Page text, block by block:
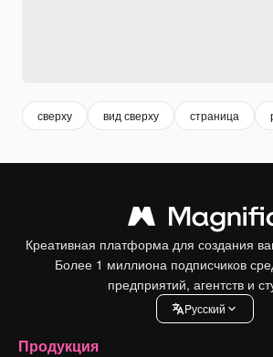
сверху вид сверху страница
Креативная платформа для создания
Более 1 миллиона подписчиков
предприятий, агентств и
Pусский
Продукция